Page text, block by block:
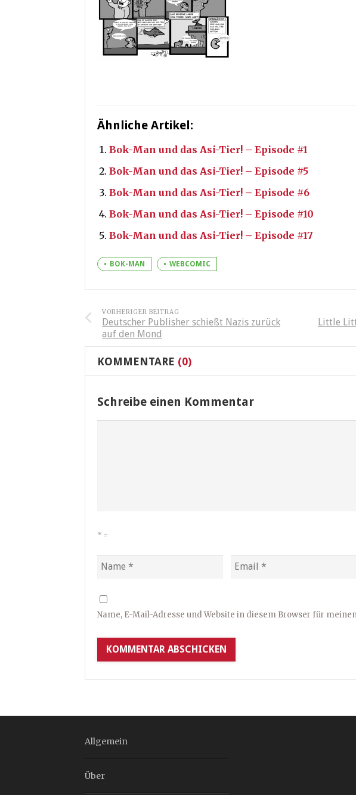
Ähnliche Artikel:
Bok-Man und das Asi-Tier! – Episode #1
Bok-Man und das Asi-Tier! – Episode #5
Bok-Man und das Asi-Tier! – Episode #6
Bok-Man und das Asi-Tier! – Episode #10
Bok-Man und das Asi-Tier! – Episode #17
BOK-MAN WEBCOMIC
VORHERIGER BEITRAG
Deutscher Publisher schießt Nazis zurück
auf den Mond
Little
KOMMENTARE (0)
Schreibe einen Kommentar
* =
Name, E-Mail-Adresse und Website in diesem Browser für
Allgemein
Über